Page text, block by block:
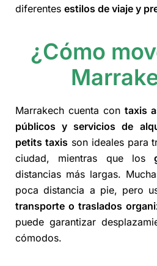
diferentes estilos de viaje y
¿Cómo
Marrakech cuenta con taxis
públicos y servicios de
petits taxisson ideales para
ciudad, mientras que los
distancias más largas.
poca distancia a pie, pero
transporte o traslados
puede garantizar
cómodos.